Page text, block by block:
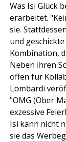
Was Isi Glück
erarbeitet.
sie.
und
Kombination,
Neben ihren
offen für
Lombardi
"OMG (Ober
exzessive
Isi kann nicht
sie das